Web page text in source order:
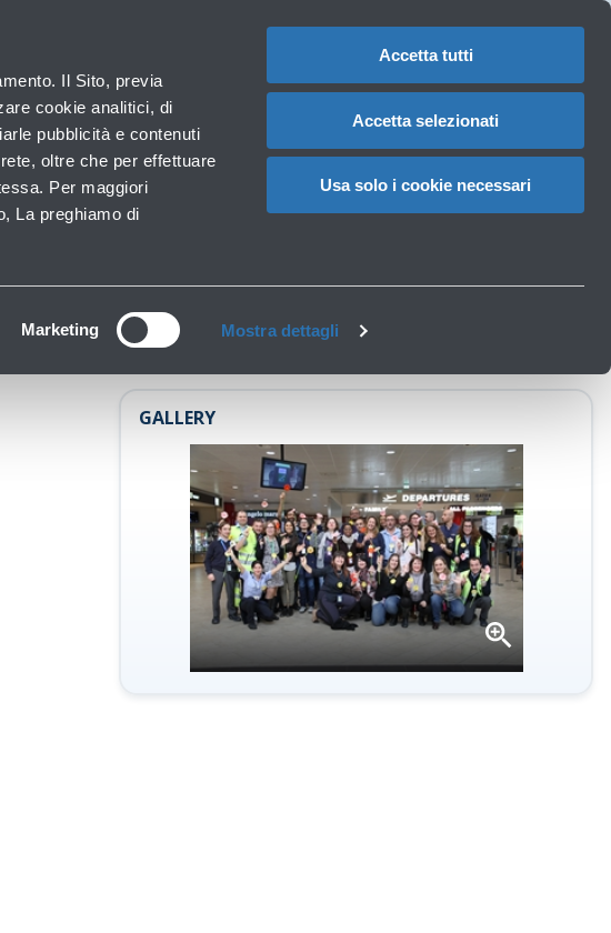
Il Sito, previa
cookie analitici, di
pubblicità e contenuti
oltre che per effettuare
Per maggiori
La preghiamo di
Marketing Mostra dettagli
Accetta tutti
Accetta selezionati
Usa solo i cookie necessari
CAMBIA
Operatori aeroportuali Carrello
(+4,7%)
GALLERY
Apri
la
gallery